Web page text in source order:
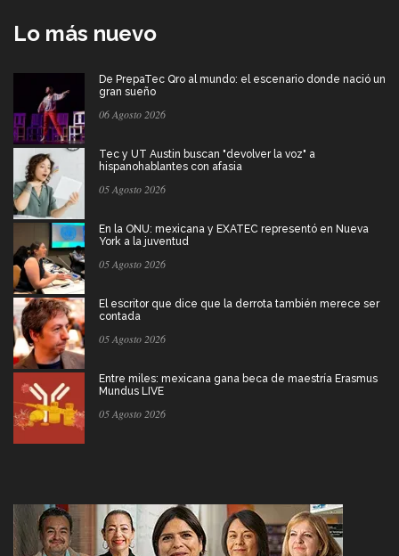
Lo más nuevo
De PrepaTec Qro al mundo: el escenario donde nació un
gran sueño
06 Agosto 2026
Tec y UT Austin buscan "devolver la voz" a
hispanohablantes con afasia
05 Agosto 2026
En la ONU: mexicana y EXATEC representó en Nueva
York a la juventud
05 Agosto 2026
El escritor que dice que la derrota también merece ser
contada
05 Agosto 2026
Entre miles: mexicana gana beca de maestría Erasmus
Mundus LIVE
05 Agosto 2026